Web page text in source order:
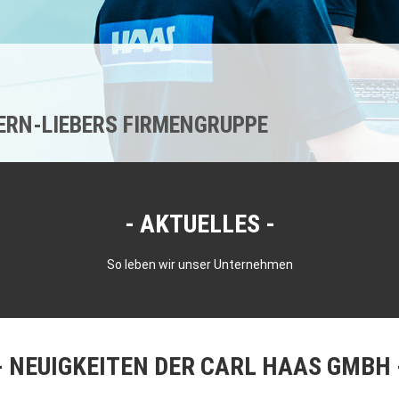
LIEBERS FIRMENGRUPPE
AKTUELLES
So leben wir unser Unternehmen
NEUIGKEITEN DER CARL HAAS GMBH